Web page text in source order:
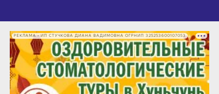
РЕКЛАМА • ИП СТУЧКОВА ДИАНА ВАДИМОВНА ОГРНИП 325253600107053